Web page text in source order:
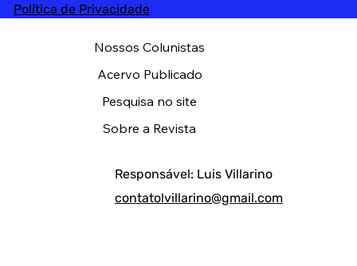
Política de Privacidade
Responsável: Luis Villarino
contatolvillarino@gmail.com
Nossos Colunistas
Acervo Publicado
Pesquisa no site
Sobre a Revista